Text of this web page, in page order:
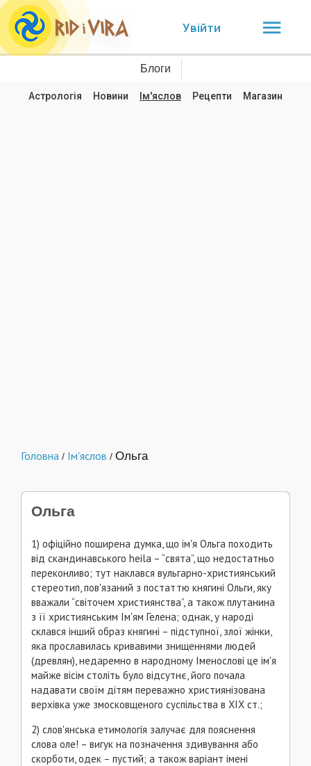
Увійти
Блоги
Астрологія Новини Ім'яслов Рецепти Магазин
Головна / Ім'яслов / Ольга
Ольга
1) офіційно поширена думка, що ім'я Ольга походить
від скандинавського heila – “свята”, що недостатньо
переконливо; тут наклався вульгарно-християнський
стереотип, пов'язаний з постаттю княгині Ольги, яку
вважали “світочем християнства”, а також плутанина
з її християнським Ім'ям Гелена; однак, у народі
склався інший образ княгині – підступної, злої жінки,
яка прославилась кривавими знищеннями людей
(древлян), недаремно в народному Іменослові це ім'я
майже вісім століть було відсутнє, його почала
надавати своїм дітям переважно християнізована
верхівка уже змосковщеного суспільства в ХІХ ст.;
2) слов'янська етимологія залучає для пояснення
слова оле! – вигук на позначення здивування або
скорботи, одек – пустий; а також варіант імені